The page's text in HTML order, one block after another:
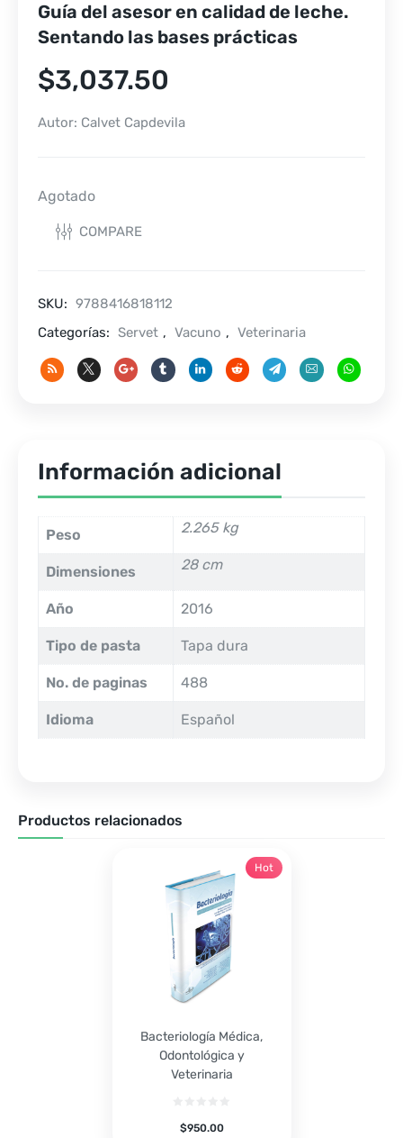
Guía del asesor en calidad de leche.
Sentando las bases prácticas
$3,037.50
Autor: Calvet Capdevila
Agotado
COMPARE
SKU: 9788416818112
Categorías: Servet , Vacuno , Veterinaria
Información adicional
Peso 2.265 kg
Dimensiones 28 cm
Año 2016
Tipo de pasta Tapa dura
No. de paginas 488
Idioma Español
Productos relacionados
Bacteriología Médica,
Odontológica y
Veterinaria
$950.00
Hot